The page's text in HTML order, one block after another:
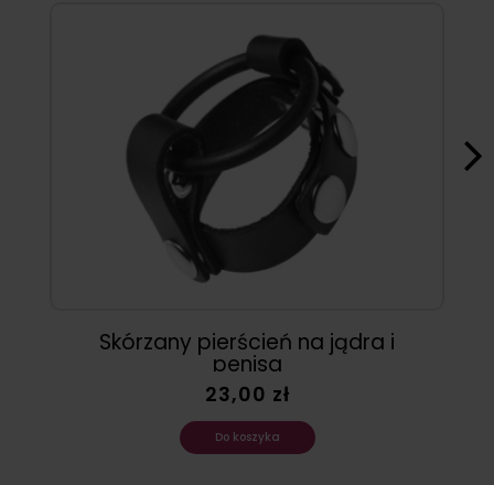
Skórzany pierścień na jądra i
penisa
23,00 zł
Do koszyka